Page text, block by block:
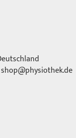
shop@physiothek.de